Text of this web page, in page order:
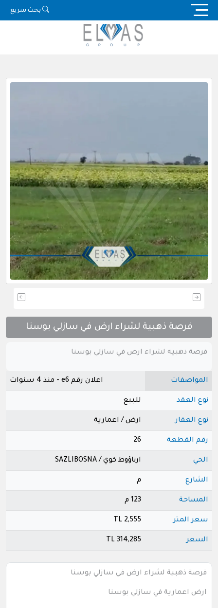
Skip
بحث سريع
فرصة ذهبية لشراء ارض في سازلي بوسنا
فرصة ذهبية لشراء ارض في سازلي بوسنا
المواصفات اعلان رقم e6 - منذ 4 سنوات
نوع العقد للبيع
نوع العقار ارض / اعمارية
رقم القطعة 26
الحي ارناؤوط كوي / SAZLIBOSNA
الشارع م
المساحة 123 م
سعر المتر 2,555 TL
السعر 314,285 TL
فرصة ذهبية لشراء ارض في سازلي بوسنا
ارض اعمارية في سازلي بوسنا